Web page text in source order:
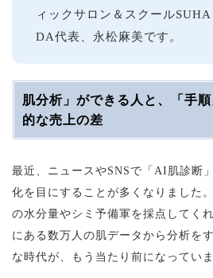
ィックサロン＆スクールSUHA
DA代表、永松麻美です。
肌分析」ができる人と、「手
的な売上の差
最近、ニュースやSNSで「AI肌診断
化を目にすることが多くなりました
の水分量やシミ予備軍を採点してく
にある数万人の肌データから分析を
な時代が、もう当たり前になっていま